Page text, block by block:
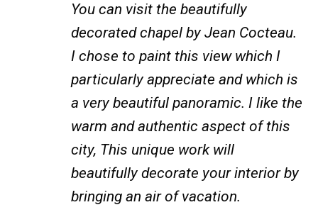
You can visit the beautifully
decorated chapel by Jean Cocteau.
I chose to paint this view which I
particularly appreciate and which is
a very beautiful panoramic. I like the
warm and authentic aspect of this
city, This unique work will
beautifully decorate your interior by
bringing an air of vacation.